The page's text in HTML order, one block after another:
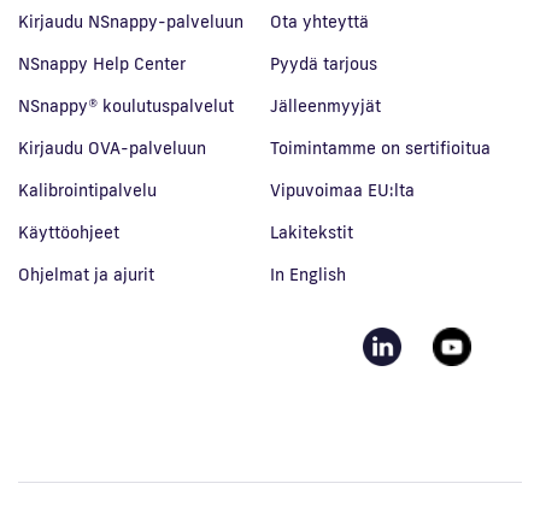
Kirjaudu NSnappy-palveluun
NSnappy Help Center
NSnappy® koulutuspalvelut
Kirjaudu OVA-palveluun
Kalibrointipalvelu
Käyttöohjeet
Ohjelmat ja ajurit
Ota yhteyttä
Pyydä tarjous
Jälleenmyyjät
Toimintamme on sertifioitua
Vipuvoimaa EU:lta
Lakitekstit
In English